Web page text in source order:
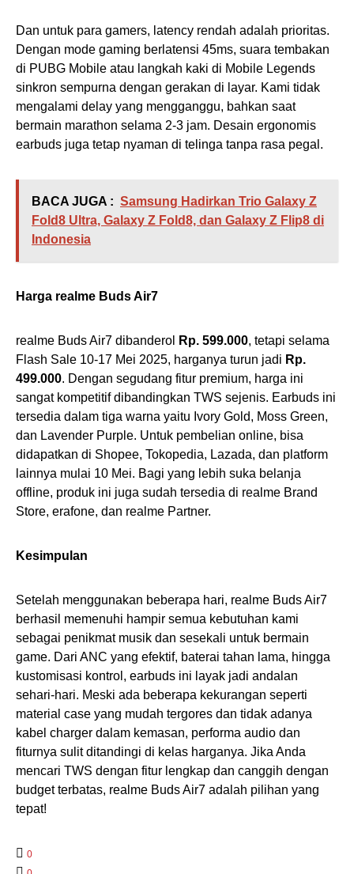
Dan untuk para gamers, latency rendah adalah prioritas.
Dengan mode gaming berlatensi 45ms, suara tembakan
di PUBG Mobile atau langkah kaki di Mobile Legends
sinkron sempurna dengan gerakan di layar. Kami tidak
mengalami delay yang mengganggu, bahkan saat
bermain marathon selama 2-3 jam. Desain ergonomis
earbuds juga tetap nyaman di telinga tanpa rasa pegal.
BACA JUGA : Samsung Hadirkan Trio Galaxy Z
Fold8 Ultra, Galaxy Z Fold8, dan Galaxy Z Flip8 di
Indonesia
Harga realme Buds Air7
realme Buds Air7 dibanderol Rp. 599.000, tetapi selama
Flash Sale 10-17 Mei 2025, harganya turun jadi Rp.
499.000. Dengan segudang fitur premium, harga ini
sangat kompetitif dibandingkan TWS sejenis. Earbuds ini
tersedia dalam tiga warna yaitu Ivory Gold, Moss Green,
dan Lavender Purple. Untuk pembelian online, bisa
didapatkan di Shopee, Tokopedia, Lazada, dan platform
lainnya mulai 10 Mei. Bagi yang lebih suka belanja
offline, produk ini juga sudah tersedia di realme Brand
Store, erafone, dan realme Partner.
Kesimpulan
Setelah menggunakan beberapa hari, realme Buds Air7
berhasil memenuhi hampir semua kebutuhan kami
sebagai penikmat musik dan sesekali untuk bermain
game. Dari ANC yang efektif, baterai tahan lama, hingga
kustomisasi kontrol, earbuds ini layak jadi andalan
sehari-hari. Meski ada beberapa kekurangan seperti
material case yang mudah tergores dan tidak adanya
kabel charger dalam kemasan, performa audio dan
fiturnya sulit ditandingi di kelas harganya. Jika Anda
mencari TWS dengan fitur lengkap dan canggih dengan
budget terbatas, realme Buds Air7 adalah pilihan yang
tepat!
0